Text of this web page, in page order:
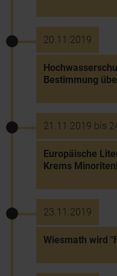
20.11.2019
Bestimmung
21.11.2019 bis
Europäische
Krems
23.11.2019
Wiesmath wird